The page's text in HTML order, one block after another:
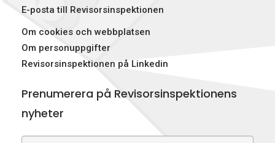
E-posta till Revisorsinspektionen
Om cookies och webbplatsen
Om personuppgifter
Revisorsinspektionen på Linkedin
Prenumerera på Revisorsinspektionens
nyheter